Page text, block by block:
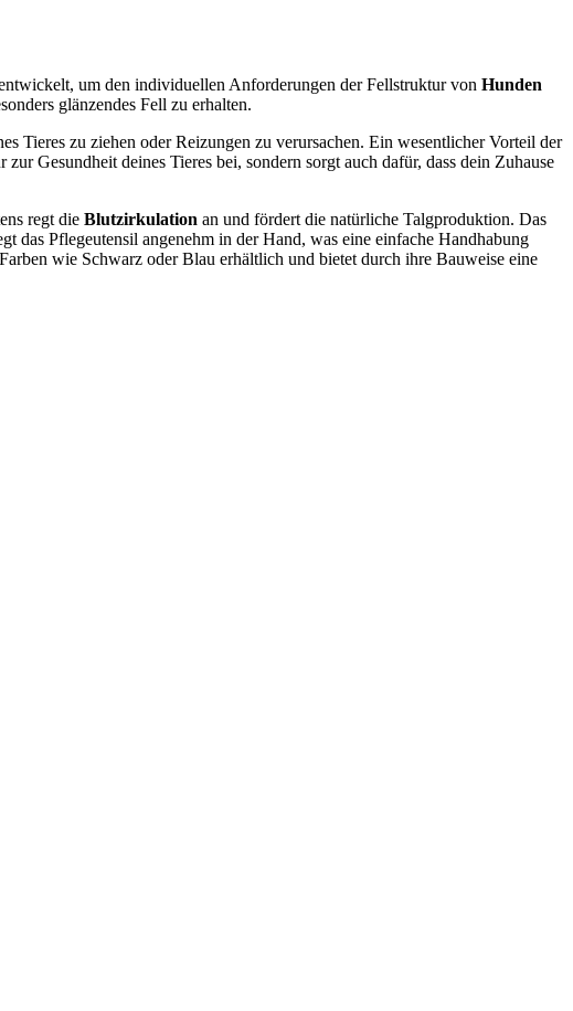
um den individuellen Anforderungen der Fellstruktur von Hunden
glänzendes Fell zu erhalten.
Tieres zu ziehen oder Reizungen zu verursachen. Ein wesentlicher Vorteil der
Gesundheit deines Tieres bei, sondern sorgt auch dafür, dass dein Zuhause
regt die Blutzirkulation an und fördert die natürliche Talgproduktion. Das
das Pflegeutensil angenehm in der Hand, was eine einfache Handhabung
wie Schwarz oder Blau erhältlich und bietet durch ihre Bauweise eine